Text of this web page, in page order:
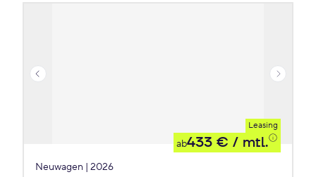
Leasing
ab433 € / mtl.
Neuwagen | 2026